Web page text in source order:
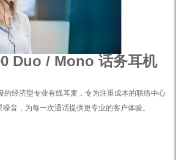
Duo / Mono 话务耳机
的经济型专业有线耳麦，专为注重成本的联络中心
音，为每一次通话提供更专业的客户体验。